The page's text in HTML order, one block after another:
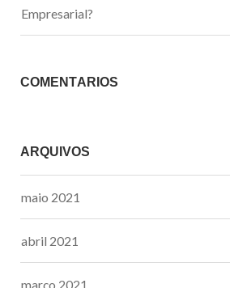
Empresarial?
COMENTÁRIOS
ARQUIVOS
maio 2021
abril 2021
março 2021